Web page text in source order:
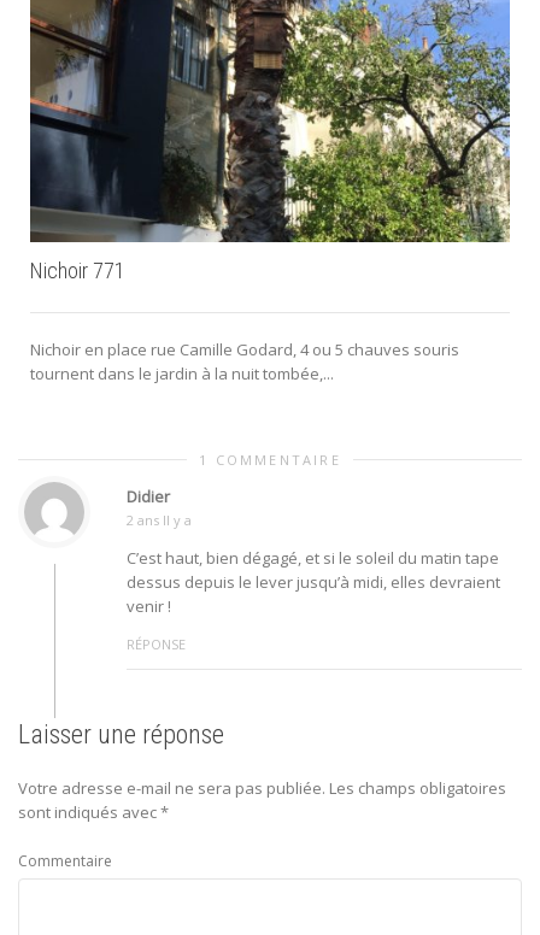
Nichoir 771
Nichoir en place rue Camille Godard, 4 ou 5 chauves souris
tournent dans le jardin à la nuit tombée,...
1 COMMENTAIRE
Didier
2 ans Il y a
C’est haut, bien dégagé, et si le soleil du matin tape
dessus depuis le lever jusqu’à midi, elles devraient
venir !
RÉPONSE
Laisser une réponse
Votre adresse e-mail ne sera pas publiée. Les champs obligatoires
sont indiqués avec*
Commentaire